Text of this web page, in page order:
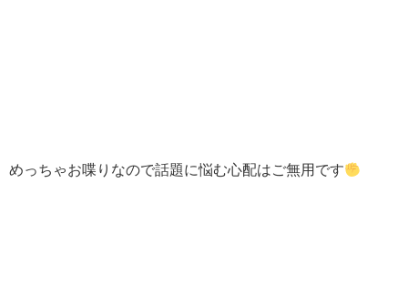
めっちゃお喋りなので話題に悩む心配はご無用です